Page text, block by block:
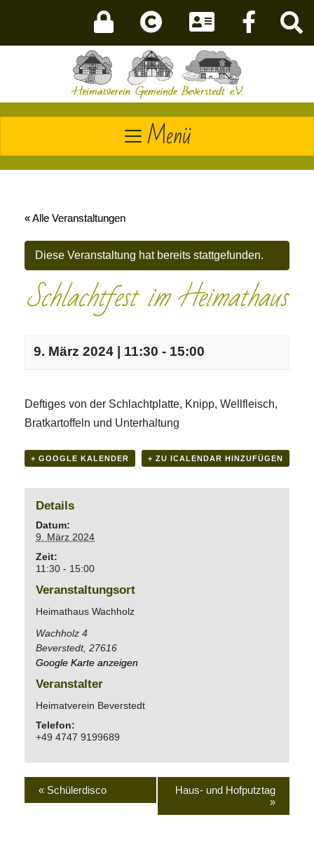
Menü
« Alle Veranstaltungen
Diese Veranstaltung hat bereits stattgefunden.
Schlachtfest im Heimathaus
9. März 2024 | 11:30 - 15:00
Deftiges von der Schlachtplatte, Knipp, Wellfleisch,
Bratkartoffeln und Unterhaltung
+ GOOGLE KALENDER + ZU ICALENDAR HINZUFÜGEN
Details
Datum:
9. März 2024
Zeit:
11:30 - 15:00
Veranstaltungsort
Heimathaus Wachholz
Wachholz 4
Beverstedt, 27616
Google Karte anzeigen
Veranstalter
Heimatverein Beverstedt
Telefon:
+49 4747 9199689
« Schülerdisco
Haus- und Hofputztag
»